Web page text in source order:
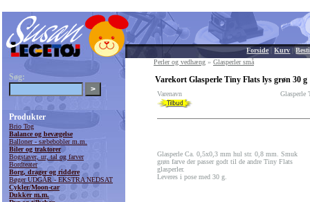
Forside|Kurv |
Søg:
Produkter
Brio Tog
Balance og bevægelse
Balloner - sæbebobler m.m.
Biler og traktorer
Bogstaver, ur, tal og farver
Bordteater
Borg, drager og riddere
Bøger UDGÅR - EKSTRA NEDSAT
Cykler/Moon-car
Dukker m.m.
Perler og vedhæng » Glasperler små
Varekort Glasperle Tiny Flats lys grøn 30 g
Varenavn Glasperle
Glasperle Ca. 0,5x0,3 mm hul str. 0,8 mm. Smuk
grøn farve der passer godt til de andre Tiny Flats
glasperler.
Leveres i pose med 30 g.